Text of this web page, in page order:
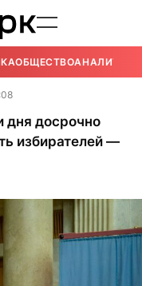
ОБЩЕСТВОАНАЛИТИКА
досрочно
избирателей —